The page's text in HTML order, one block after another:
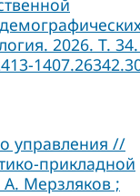
2026. Т.
управления //
прикладной
Мерзляков ;